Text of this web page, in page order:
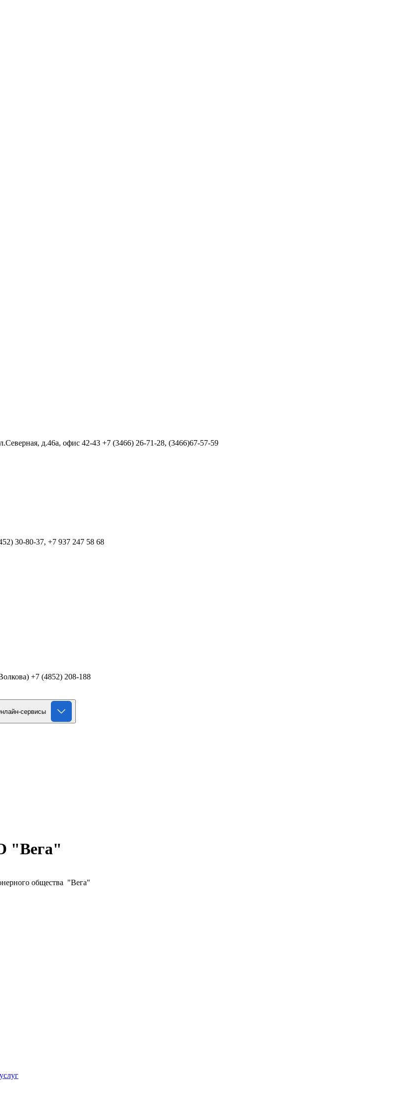
д.46а, офис 42-43 +7 (3466) 26-71-28, (3466)67-57-59
30-80-37, +7 937 247 58 68
+7 (4852) 208-188
сервисы
"Вега"
общества "Вега"